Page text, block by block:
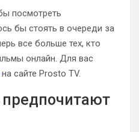
посмотреть
бы стоять в очереди за
все больше тех, кто
онлайн. Для вас
на сайте Prosto TV.